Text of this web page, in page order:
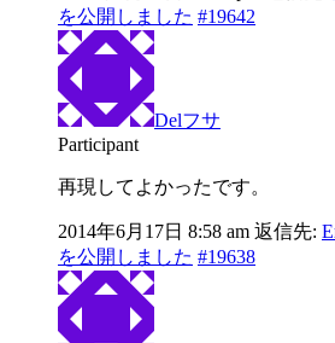
を公開しました #19642
Delフサ
Participant
再現してよかったです。
2014年6月17日 8:58 am 返信先:
を公開しました #19638